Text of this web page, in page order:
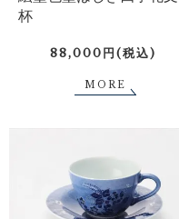
杯
88,000円(税込)
MORE